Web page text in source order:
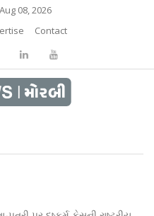
08, 2026
Contact